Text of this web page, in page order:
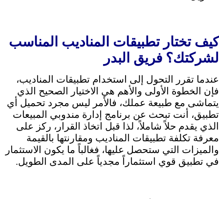
كيف تختار تطبيقات المناديب المناسب
لشركتك؟ فريق البدر
عندما تقرر التحول إلى استخدام تطبيقات المناديب،
فإن الخطوة الأولى والأهم هي الاختيار الصحيح الذي
يتماشى مع طبيعة عملك، فالأمر ليس مجرد تحميل أي
تطبيق، أنت تبحث عن برنامج إدارة مندوبي المبيعات
الذي يقدم حلاً شاملاً، لذا قبل اتخاذ القرار، ركز على
معرفة تكلفة تطبيقات المناديب ومقارنتها بالقيمة
والميزات التي ستحصل عليها، فغالباً ما يكون الاستثمار
في تطبيق قوي استثماراً مجدياً على المدى الطويل.